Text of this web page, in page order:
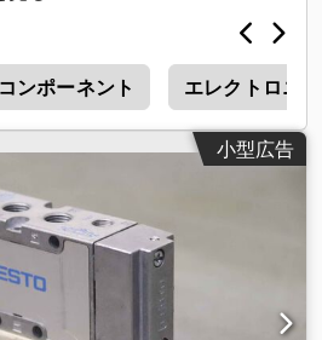
コンポーネント エレクトロニ
小型広告